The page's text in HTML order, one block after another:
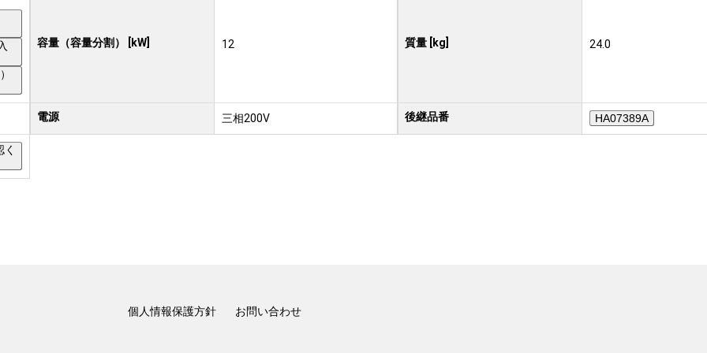
容量（容量分割） [kW] 12 質量 [kg] 24.0
電源 三相200V 後継品番 HA07389A
個人情報保護方針 お問い合わせ